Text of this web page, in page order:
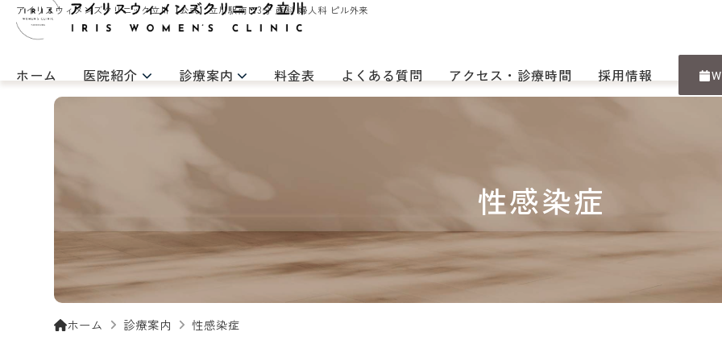
アイリスウィメンズクリニック立川【公式】立川駅南口3分 産科 婦人科 ピル外来
ホーム 医院紹介 診療案内 料金表 よくある質問 アクセス・診療時間 採用情報
性感染症
ホーム 診療案内 性感染症